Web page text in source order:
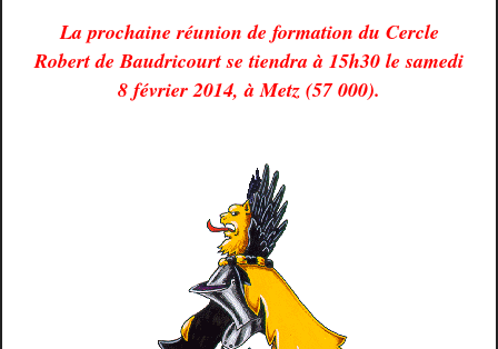
La prochaine réunion de formation du Cercle
Robert de Baudricourt se tiendra à 15h30 le samedi
8 février 2014, à Metz (57 000).